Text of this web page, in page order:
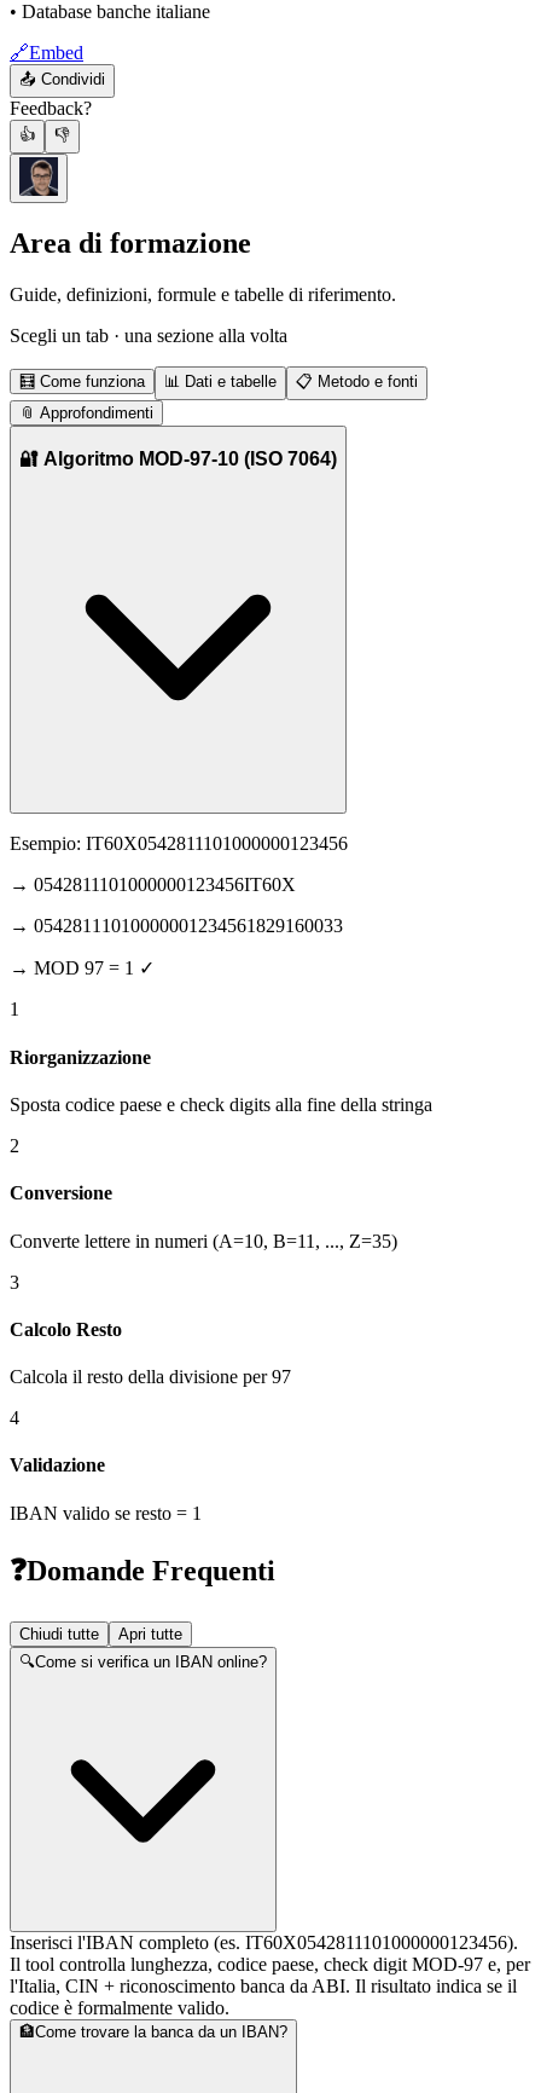
• Database banche italiane
🔗Embed
📤 Condividi
Feedback?
👍 👎
Area di formazione
Guide, definizioni, formule e tabelle di riferimento.
Scegli un tab · una sezione alla volta
🧮 Come funziona 📊 Dati e tabelle 📋 Metodo e fonti
📎 Approfondimenti
🔐 Algoritmo MOD-97-10 (ISO 7064)
Esempio: IT60X0542811101000000123456
→ 0542811101000000123456IT60X
→ 05428111010000001234561829160033
→ MOD 97 = 1 ✓
1
Riorganizzazione
Sposta codice paese e check digits alla fine della stringa
2
Conversione
Converte lettere in numeri (A=10, B=11, ..., Z=35)
3
Calcolo Resto
Calcola il resto della divisione per 97
4
Validazione
IBAN valido se resto = 1
❓Domande Frequenti
Chiudi tutte
Apri tutte
🔍Come si verifica un IBAN online?
Inserisci l'IBAN completo (es. IT60X0542811101000000123456).
Il tool controlla lunghezza, codice paese, check digit MOD-97 e, per
l'Italia, CIN + riconoscimento banca da ABI. Il risultato indica se il
codice è formalmente valido.
🏦Come trovare la banca da un IBAN?